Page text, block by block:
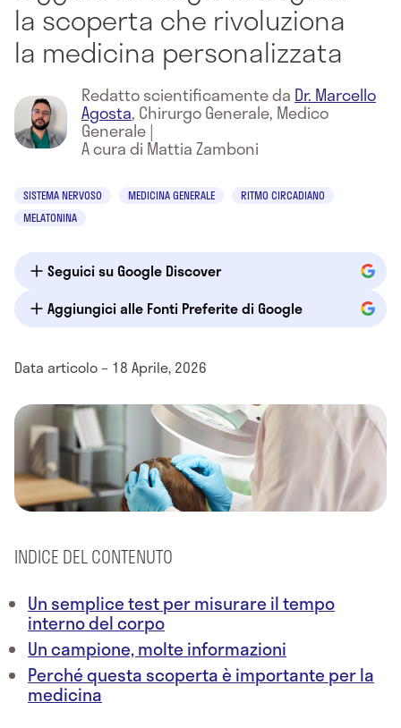
la scoperta che rivoluziona
la medicina personalizzata
Redatto scientificamente da Dr. Marcello
Agosta, Chirurgo Generale, Medico
Generale|
A cura di Mattia Zamboni
SISTEMA NERVOSO MEDICINA GENERALE
RITMO CIRCADIANO
MELATONINA
Seguici su Google Discover
Aggiungici alle Fonti Preferite di Google
Data articolo – 18 Aprile, 2026
INDICE DEL CONTENUTO
Un semplice test per misurare il tempo
interno del corpo
Un campione, molte informazioni
Perché questa scoperta è importante per la
medicina